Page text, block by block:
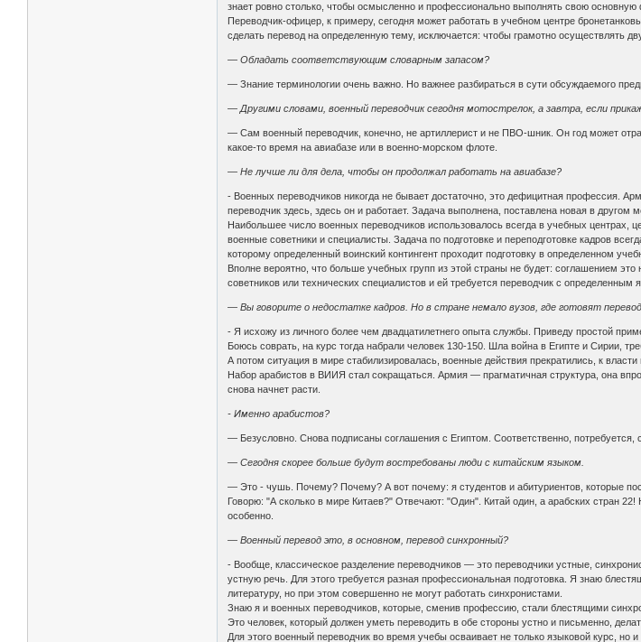
знает ровно столько, чтобы осмысленно и профессионально выполнять свою основную
Переводчик-офицер, к примеру, сегодня может работать в учебном центре
сделать перевод на определенную тему, исключается: чтобы грамотно осуществлять
— Обладать соответствующим словарным запасом?
— Знание терминологии очень важно. Но важнее разбираться в сути обсуждаемого
— Другими словами, военный переводчик сегодня мотострелок, а завтра, если
— Сам военный переводчик, конечно, не артиллерист и не ПВО-шник. Он год может
какое-то время на авиабазе или в военно-морском флоте.
— Не лучше ли для дела, чтобы он продолжал работать на авиабазе?
- Военных переводчиков никогда не бывает достаточно, это дефицитная профессия.
переводчик здесь, здесь он и работает. Задача выполнена, поставлена новая в другом
Наибольшее число военных переводчиков использовалось всегда в учебных центрах,
военные советники и специалисты. Задача по подготовке и переподготовке кадров
которому определенный воинский контингент проходит подготовку в определенном
Вполне вероятно, что больше учебных групп из этой страны не будет: соглашением
советников или технических специалистов и ей требуется переводчик с
— Вы говорите о недостатке кадров. Но в стране немало вузов, где готовят
- Я исхожу из личного более чем двадцатилетнего опыта службы. Приведу простой
Боюсь соврать, на курс тогда набрали человек 130-150. Шла война в Египте и Сирии,
А потом ситуация в мире стабилизировалась, военные действия прекратились, к
Набор арабистов в ВИИЯ стал сокращаться. Армия — прагматичная структура, она
снова начнет расти.
- Именно арабистов?
— Безусловно. Снова подписаны соглашения с Египтом. Соответственно, потребуется,
— Сегодня скорее больше будут востребованы люди с китайским языком.
— Это - чушь. Почему? Почему? А вот почему: я студентов и абитуриентов, которые
Говорю: "А сколько в мире Китаев?" Отвечают: "Один". Китай один, а арабских стран
особенно.
— Военный перевод это, в основном, перевод синхронный?
- Вообще, классическое разделение переводчиков — это переводчики устные,
устную речь. Для этого требуется разная профессиональная подготовка. Я знаю
литературу, но при этом совершенно не могут работать синхронистами.
Знаю я и военных переводчиков, которые, сменив профессию, стали блестящими
Это человек, который должен уметь переводить в обе стороны устно и письменно,
Для этого военный переводчик во время учебы осваивает не только языковой курс,